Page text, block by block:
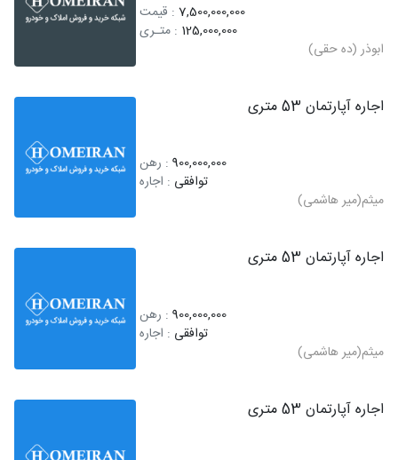
7,500,000,000 : قیمت
125,000,000 : متـری
ابوذر (ده حقی)
اجاره آپارتمان 53 متری
900,000,000 : رهن
توافقی : اجاره
میثم(میر هاشمی)
اجاره آپارتمان 53 متری
900,000,000 : رهن
توافقی : اجاره
میثم(میر هاشمی)
اجاره آپارتمان 53 متری